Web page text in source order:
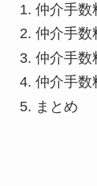
仲介手数
仲介手数
仲介手数
仲介手数
まとめ